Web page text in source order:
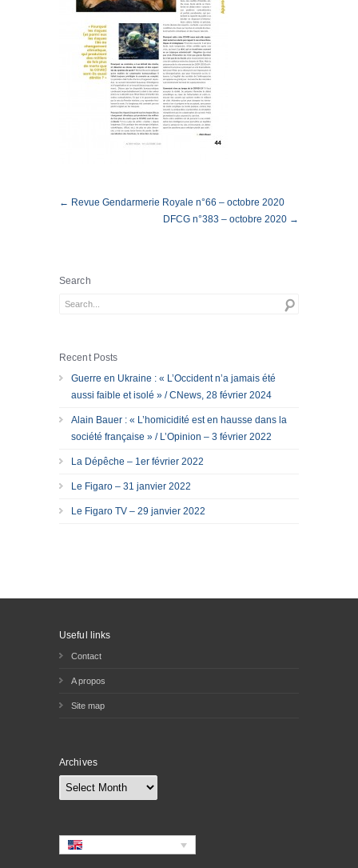
← Revue Gendarmerie Royale n°66 – octobre 2020
DFCG n°383 – octobre 2020 →
Search
Recent Posts
Guerre en Ukraine : « L’Occident n’a jamais été
aussi faible et isolé » / CNews, 28 février 2024
Alain Bauer : « L’homicidité est en hausse dans la
société française » / L’Opinion – 3 février 2022
La Dépêche – 1er février 2022
Le Figaro – 31 janvier 2022
Le Figaro TV – 29 janvier 2022
Useful links
Contact
A propos
Site map
Archives
Archives